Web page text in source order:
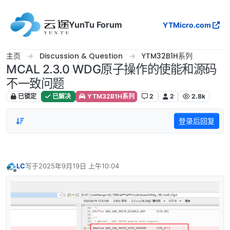
YunTu Forum
YTMicro.com
主页 Discussion & Question YTM32B1H系列
MCAL 2.3.0 WDG原子操作的使能和源码
不一致问题
已锁定 已解决 YTM32B1H系列 2 2 2.8k
登录后回复
LC写于2025年9月19日 上午10:04
最后由 编辑